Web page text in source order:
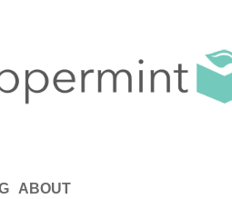
ABOUT